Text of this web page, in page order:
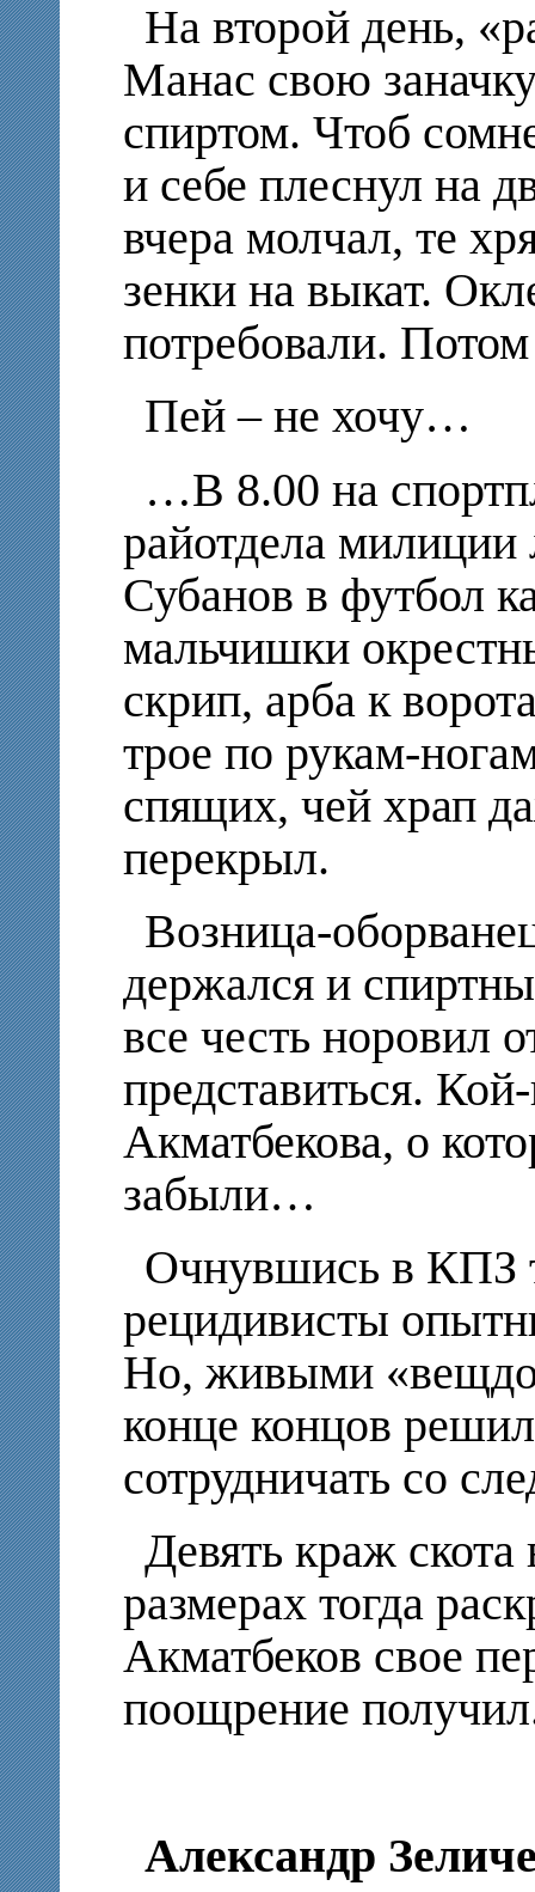
На второй день,
Манас свою
спиртом. Чтоб
и себе плеснул на
вчера молчал, те
зенки на выкат.
потребовали.
Пей – не хочу…
…В 8.00 на
райотдела
Субанов в футбол
мальчишки
скрип, арба к
трое по рукам-
спящих, чей храп
перекрыл.
Возница-
держался и
все честь норовил
представиться.
Акматбекова, о
забыли…
Очнувшись в КПЗ
рецидивисты
Но, живыми
конце концов
сотрудничать со
Девять краж
размерах тогда
Акматбеков свое
поощрение
Александр